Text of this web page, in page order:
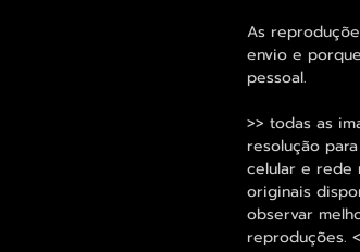
As
envio e
pessoal.
>> todas as
resolução
celular e rede
originais
observar
reproduções.